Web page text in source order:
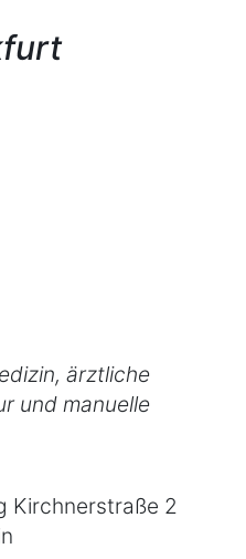
ärztliche
und manuelle
Kirchnerstraße 2